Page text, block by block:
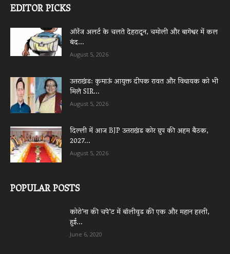
EDITOR PICKS
ऑरेंज अलर्ट के चलते देहरादून, चमोली और बागेश्वर में कल
बंद...
August 5, 2026
उत्तराखंड: कुमाऊं आयुक्त दीपक रावत और विधायक को भी
मिले SIR...
August 5, 2026
दिल्ली में आज BJP उत्तराखंड कोर ग्रुप की अहम बैठक,
2027...
August 5, 2026
POPULAR POSTS
कोरो’ना की चपे’ट में बॉलीवुड की एक और महान हस्ती,
हुई...
June 6, 2020